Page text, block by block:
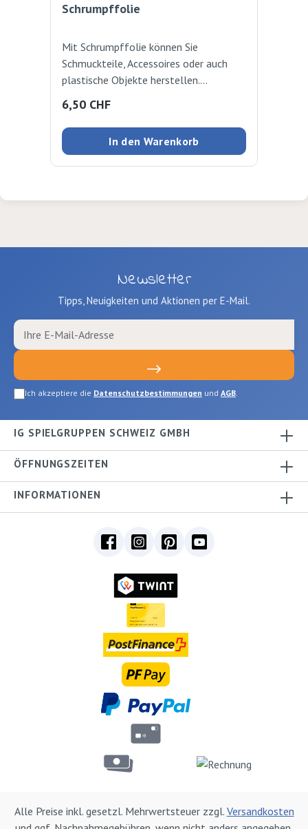
Schrumpffolie
Mit Schrumpffolie können Sie
Schmuckteile, Accessoires oder auch
plastische Objekte herstellen.
Schrumpffolie ist ein Werkmaterial, das
durch Erhitzen (z.B. Backofen)
schrumpft. Dabei verkleinert es sich um
50% gleichzeitig wird es dicker und
fester. (mit Arbeitsanleitung) 3 Stück,
Regulärer Preis:
6,50 CHF
In den Warenkorb
Newsletter
Tipps, Neuigkeiten und Aktionen per E-Mail.
Ich akzeptiere die Datenschutzbestimmungen und AGB.
IG SPIELGRUPPEN SCHWEIZ GMBH
ÖFFNUNGSZEITEN
INFORMATIONEN
Alle Preise inkl. gesetzl. Mehrwertsteuer zzgl. Versandkosten